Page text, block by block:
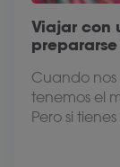
Viajar con
Cuando
tenemos el
Pero si